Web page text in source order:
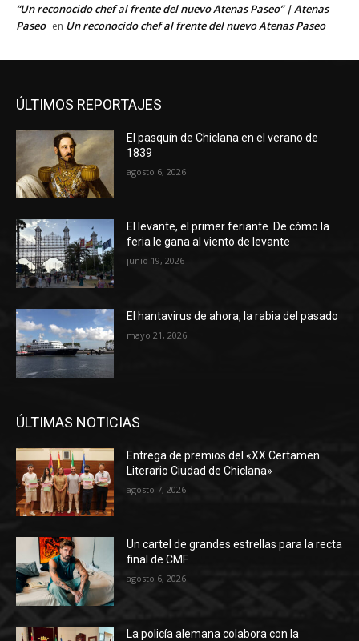
“Un reconocido chef al frente del nuevo Atenas Paseo” | Atenas
Paseo en Un reconocido chef al frente del nuevo Atenas Paseo
ÚLTIMOS REPORTAJES
El pasquín de Chiclana en el verano de
1839
agosto 6, 2026
El levante, el primer feriante. De cómo la
feria le gana al viento de levante
junio 19, 2026
El hantavirus de ahora, la rabia del pasado
mayo 21, 2026
ÚLTIMAS NOTICIAS
Entrega de premios del «XX Certamen
Literario Ciudad de Chiclana»
agosto 7, 2026
Un cartel de grandes estrellas para la recta
final de CMF
agosto 6, 2026
La policía alemana colabora con la